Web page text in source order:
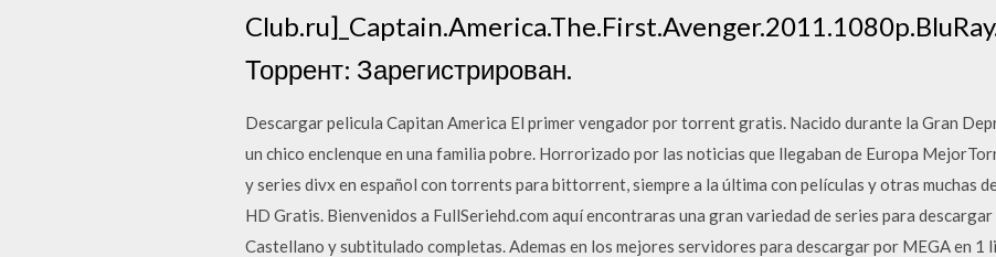
Торрент: Зарегистрирован.
Descargar pelicula Capitan America El primer vengador por torrent gratis. Nacido durante la Gran
un chico enclenque en una familia pobre. Horrorizado por las noticias que llegaban de Europa
y series divx en español con torrents para bittorrent, siempre a la última con películas y otras muchas
HD Gratis. Bienvenidos a FullSeriehd.com aquí encontraras una gran variedad de series para
Castellano y subtitulado completas. Ademas en los mejores servidores para descargar por MEGA en